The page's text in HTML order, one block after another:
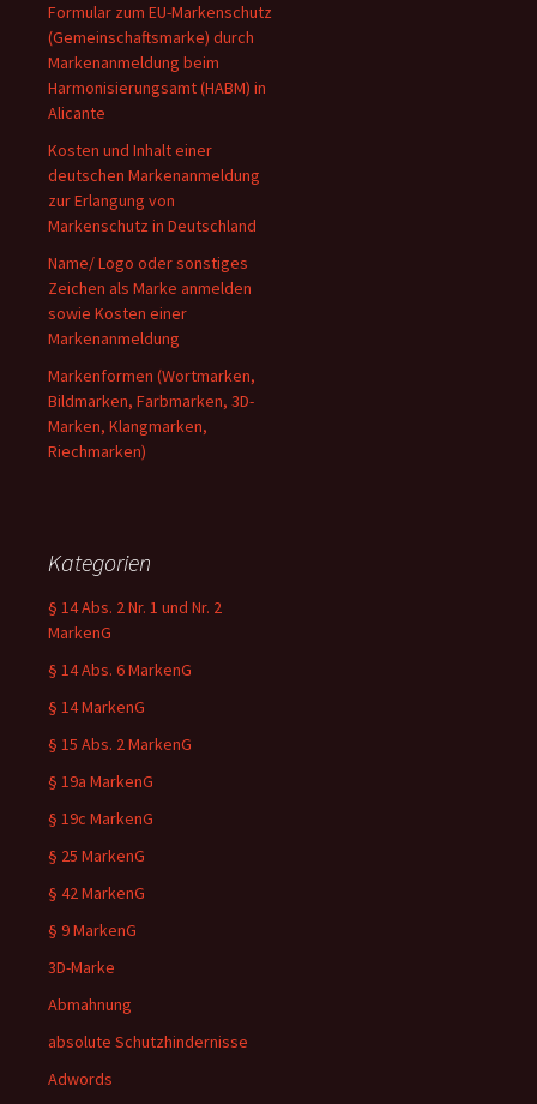
Formular zum EU-Markenschutz
(Gemeinschaftsmarke) durch
Markenanmeldung beim
Harmonisierungsamt (HABM) in
Alicante
Kosten und Inhalt einer
deutschen Markenanmeldung
zur Erlangung von
Markenschutz in Deutschland
Name/ Logo oder sonstiges
Zeichen als Marke anmelden
sowie Kosten einer
Markenanmeldung
Markenformen (Wortmarken,
Bildmarken, Farbmarken, 3D-
Marken, Klangmarken,
Riechmarken)
Kategorien
§ 14 Abs. 2 Nr. 1 und Nr. 2
MarkenG
§ 14 Abs. 6 MarkenG
§ 14 MarkenG
§ 15 Abs. 2 MarkenG
§ 19a MarkenG
§ 19c MarkenG
§ 25 MarkenG
§ 42 MarkenG
§ 9 MarkenG
3D-Marke
Abmahnung
absolute Schutzhindernisse
Adwords